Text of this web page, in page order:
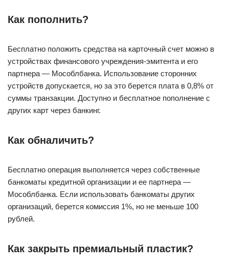
Как пополнить?
Бесплатно положить средства на карточный счет можно в
устройствах финансового учреждения-эмитента и его
партнера — Мособлбанка. Использование сторонних
устройств допускается, но за это берется плата в 0,8% от
суммы транзакции. Доступно и бесплатное пополнение с
других карт через банкинг.
Как обналичить?
Бесплатно операция выполняется через собственные
банкоматы кредитной организации и ее партнера —
Мособлбанка. Если использовать банкоматы других
организаций, берется комиссия 1%, но не меньше 100
рублей.
Как закрыть премиальный пластик?